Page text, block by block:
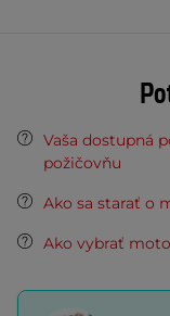
Vaša dostupná
požičovňu
Ako sa starať o
Ako vybrať